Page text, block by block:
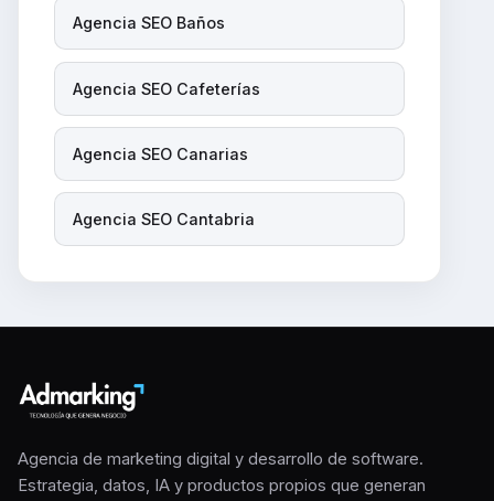
Agencia SEO Baños
Agencia SEO Cafeterías
Agencia SEO Canarias
Agencia SEO Cantabria
Agencia de marketing digital y desarrollo de software.
Estrategia, datos, IA y productos propios que generan